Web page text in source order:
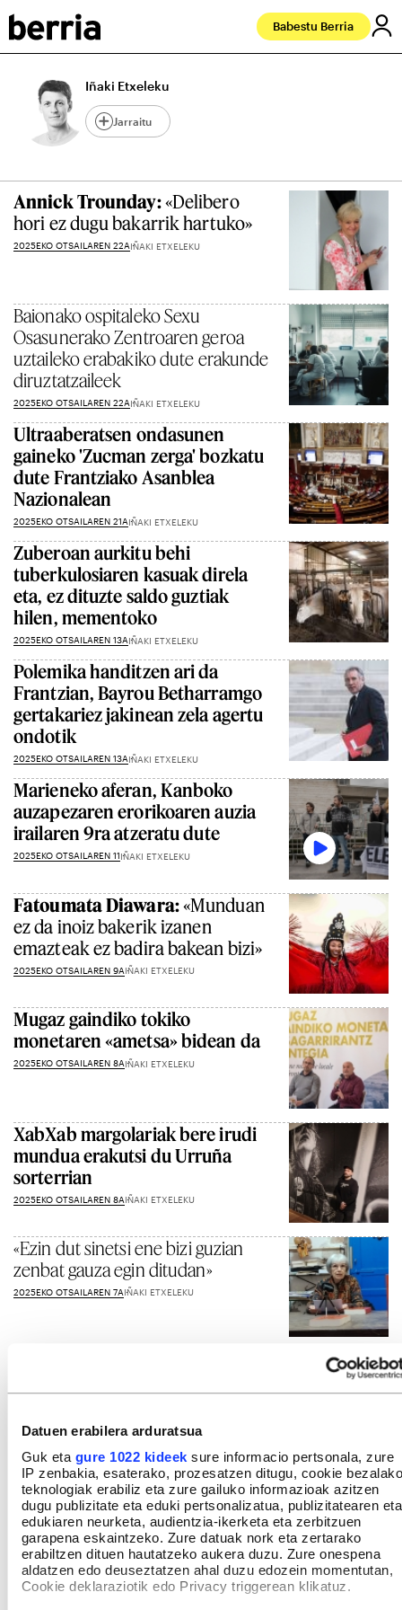
Datuen erabilera arduratsua
Guk eta gure 1022 kideek sure informacio pertsonala, zure
IP zenbakia, esaterako, prozesatzen ditugu, cookie bezalako
teknologiak erabiliz eta zure gailuko informazioak azitzen
dugu publizitate eta eduki pertsonalizatua, publizitatearen eta
edukiaren neurketa, audientzia-ikerketa eta zerbitzuen
garapena eskaintzeko. Zure datuak nork eta zertarako
erabiltzen dituen hautatzeko aukera duzu. Zure onespena
aldatzen edo deuseztatzen ahal duzu edozein momentutan,
Cookie deklaraziotik edo Privacy triggerean klikatuz.
Babestu Berria
Iñaki Etxeleku
Jarraitu
Annick Trounday:«Delibero
hori ez dugu bakarrik hartuko»
2025EKO OTSAILAREN 22AIÑAKI ETXELEKU
Baionako ospitaleko Sexu
Osasunerako Zentroaren geroa
uztaileko erabakiko dute erakunde
diruztatzaileek
2025EKO OTSAILAREN 22AIÑAKI ETXELEKU
Ultraaberatsen ondasunen
gaineko 'Zucman zerga' bozkatu
dute Frantziako Asanblea
Nazionalean
2025EKO OTSAILAREN 21AIÑAKI ETXELEKU
Zuberoan aurkitu behi
tuberkulosiaren kasuak direla
eta, ez dituzte saldo guztiak
hilen, mementoko
2025EKO OTSAILAREN 13AIÑAKI ETXELEKU
Polemika handitzen ari da
Frantzian, Bayrou Betharramgo
gertakariez jakinean zela agertu
ondotik
2025EKO OTSAILAREN 13AIÑAKI ETXELEKU
Marieneko aferan, Kanboko
auzapezaren erorikoaren auzia
irailaren 9ra atzeratu dute
2025EKO OTSAILAREN 11IÑAKI ETXELEKU
Fatoumata Diawara:«Munduan
ez da inoiz bakerik izanen
emazteak ez badira bakean bizi»
2025EKO OTSAILAREN 9AIÑAKI ETXELEKU
Mugaz gaindiko tokiko
monetaren «ametsa» bidean da
2025EKO OTSAILAREN 8AIÑAKI ETXELEKU
XabXab margolariak bere irudi
mundua erakutsi du Urruña
sorterrian
2025EKO OTSAILAREN 8AIÑAKI ETXELEKU
«Ezin dut sinetsi ene bizi guzian
zenbat gauza egin ditudan»
2025EKO OTSAILAREN 7AIÑAKI ETXELEKU